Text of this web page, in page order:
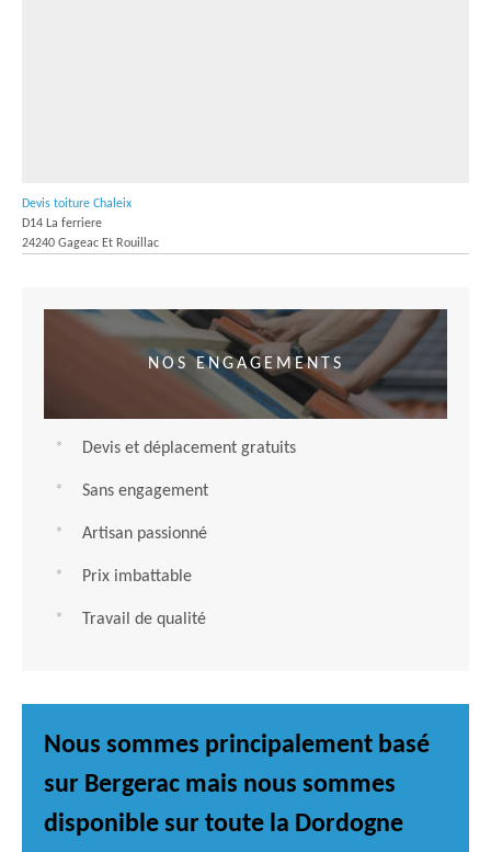
Devis toiture Chaleix
D14 La ferriere
24240 Gageac Et Rouillac
NOS ENGAGEMENTS
Devis et déplacement gratuits
Sans engagement
Artisan passionné
Prix imbattable
Travail de qualité
Nous sommes principalement basé
sur Bergerac mais nous sommes
disponible sur toute la Dordogne